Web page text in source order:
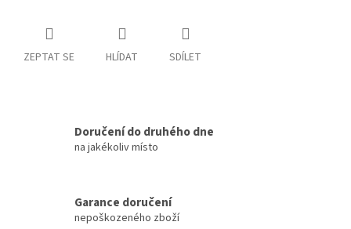
ZEPTAT SE HLÍDAT SDÍLET
Doručení do druhého dne
na jakékoliv místo
Garance doručení
nepoškozeného zboží